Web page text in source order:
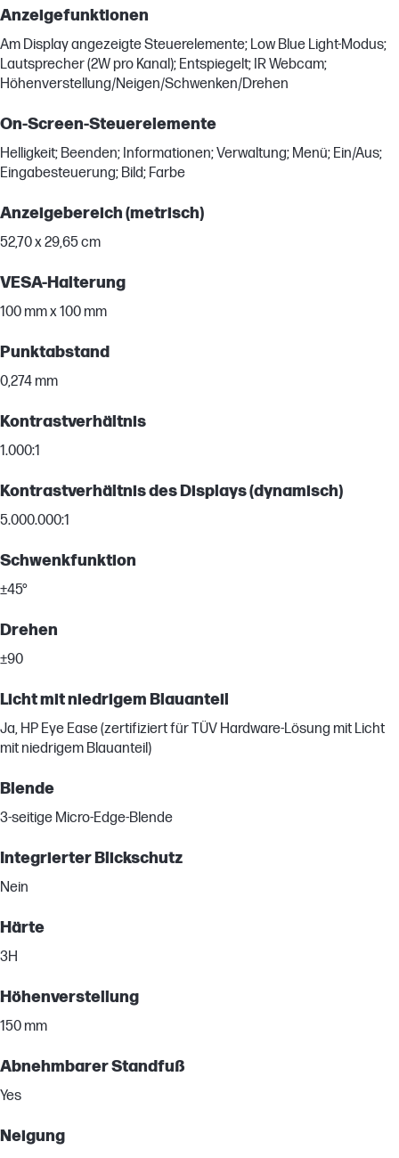
Anzeigefunktionen
Am Display angezeigte Steuerelemente; Low Blue Light-Modus;
Lautsprecher (2W pro Kanal); Entspiegelt; IR Webcam;
Höhenverstellung/Neigen/Schwenken/Drehen
On-Screen-Steuerelemente
Helligkeit; Beenden; Informationen; Verwaltung; Menü; Ein/Aus;
Eingabesteuerung; Bild; Farbe
Anzeigebereich (metrisch)
52,70 x 29,65 cm
VESA-Halterung
100 mm x 100 mm
Punktabstand
0,274 mm
Kontrastverhältnis
1.000:1
Kontrastverhältnis des Displays (dynamisch)
5.000.000:1
Schwenkfunktion
±45°
Drehen
±90
Licht mit niedrigem Blauanteil
Ja, HP Eye Ease (zertifiziert für TÜV Hardware-Lösung mit Licht
mit niedrigem Blauanteil)
Blende
3-seitige Micro-Edge-Blende
Integrierter Blickschutz
Nein
Härte
3H
Höhenverstellung
150 mm
Abnehmbarer Standfuß
Yes
Neigung